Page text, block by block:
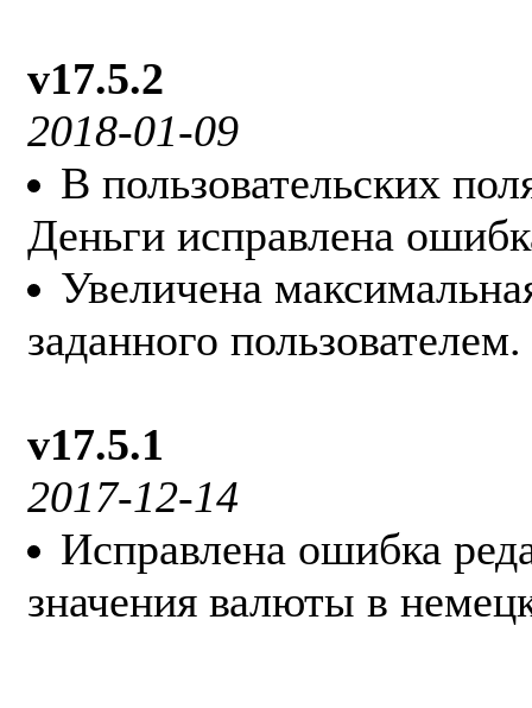
v17.5.2
2018-01-09
В пользовательских
Деньги исправлена
Увеличена
заданного пользователем.
v17.5.1
2017-12-14
Исправлена ошибка
значения валюты в